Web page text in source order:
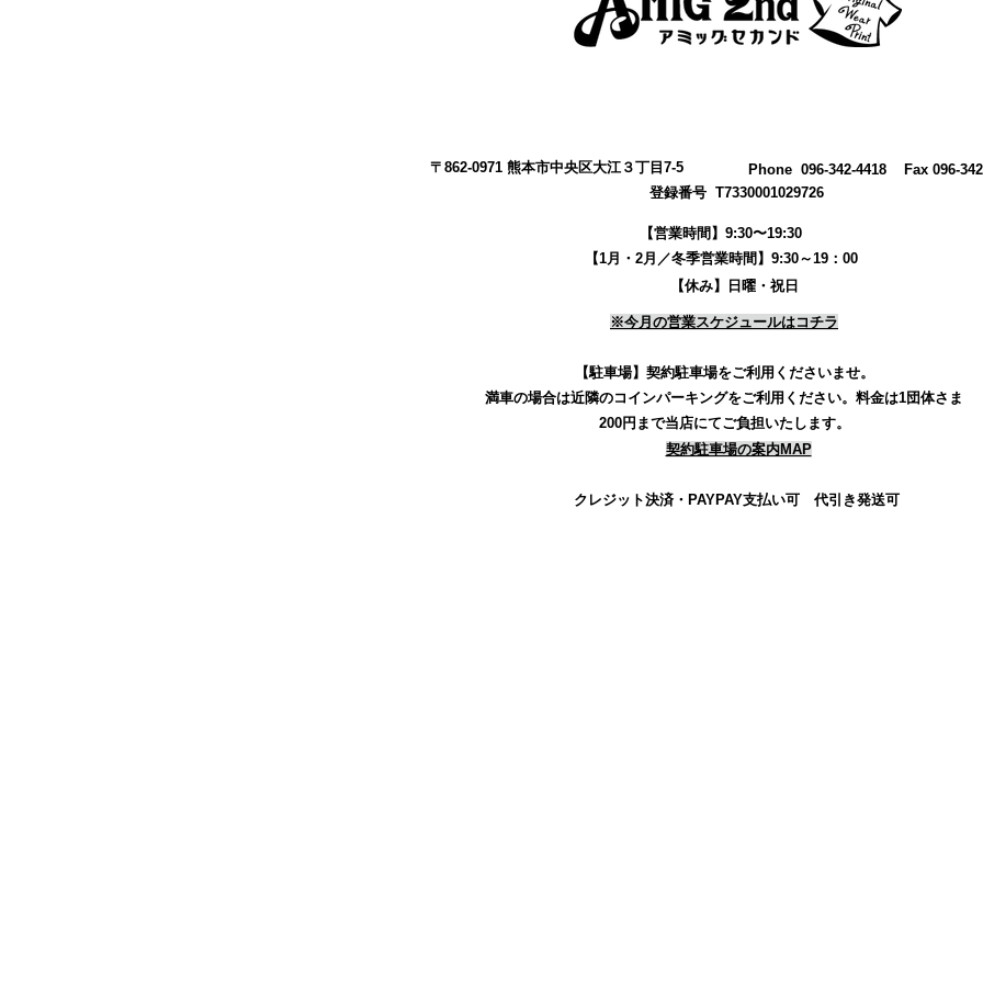
〒862-0971 熊本市中央区大江３丁目7-5
登録番号 T7330001029726
​Phone 096-342-4418 Fax 096-
【営業時間】9:30〜19:30
【1月・2月／冬季営業時間】9:30～19：00
【休み】日曜・祝日
※今月の営業スケジュールはコチラ
【駐車場】契約駐車場をご利用くださいませ。
満車の場合は近隣のコインパーキングをご利用ください。 料金は1団体さま
200円まで当店にてご負担いたします。
契約駐車場の案内MAP
クレジット決済・PAYPAY支払い可 代引き発送可